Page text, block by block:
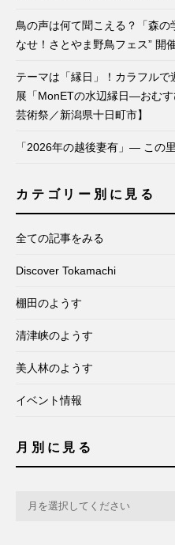
鳥の声は何て聞こえる？「森の
なせ！さとやま野鳥フェス” 開
テーマは「縁日」！カラフル
展「MonETの水辺縁日―おむ
芸術祭／新潟県十日町市】
「2026年の越後妻有」— この
カテゴリー別に見る
全ての記事をみる
Discover Tokamachi
棚田のようす
清津峡のようす
美人林のようす
イベント情報
月別に見る